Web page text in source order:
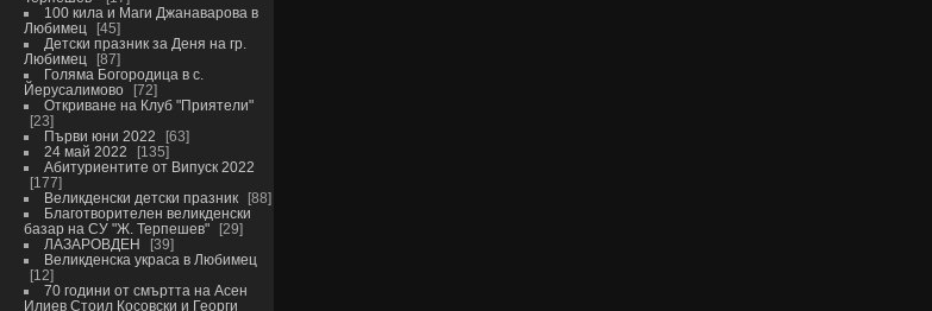
100 кила и Маги Джанаварова в
Любимец
45
Детски празник за Деня на гр.
Любимец
87
Голяма Богородица в с.
Йерусалимово
72
Откриване на Клуб "Приятели"
23
Първи юни 2022
63
24 май 2022
135
Абитуриентите от Випуск 2022
177
Великденски детски празник
88
Благотворителен великденски
базар на СУ "Ж. Терпешев"
29
ЛАЗАРОВДЕН
39
Великденска украса в Любимец
12
70 години от смъртта на Асен
Илиев Стоил Косовски и Георги